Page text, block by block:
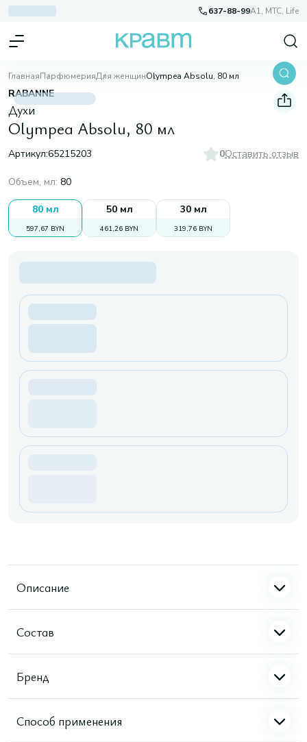
637-88-99A1, МТС, Life
ГлавнаяПарфюмерияДля женщинOlympea Absolu, 80 мл
RABANNE
Духи
Olympea Absolu, 80 мл
Артикул:65215203 0Оставить отзыв
Объем, мл: 80
80 мл
597,67 BYN
50 мл
461,26 BYN
30 мл
319,76 BYN
Описание
Состав
Бренд
Способ применения